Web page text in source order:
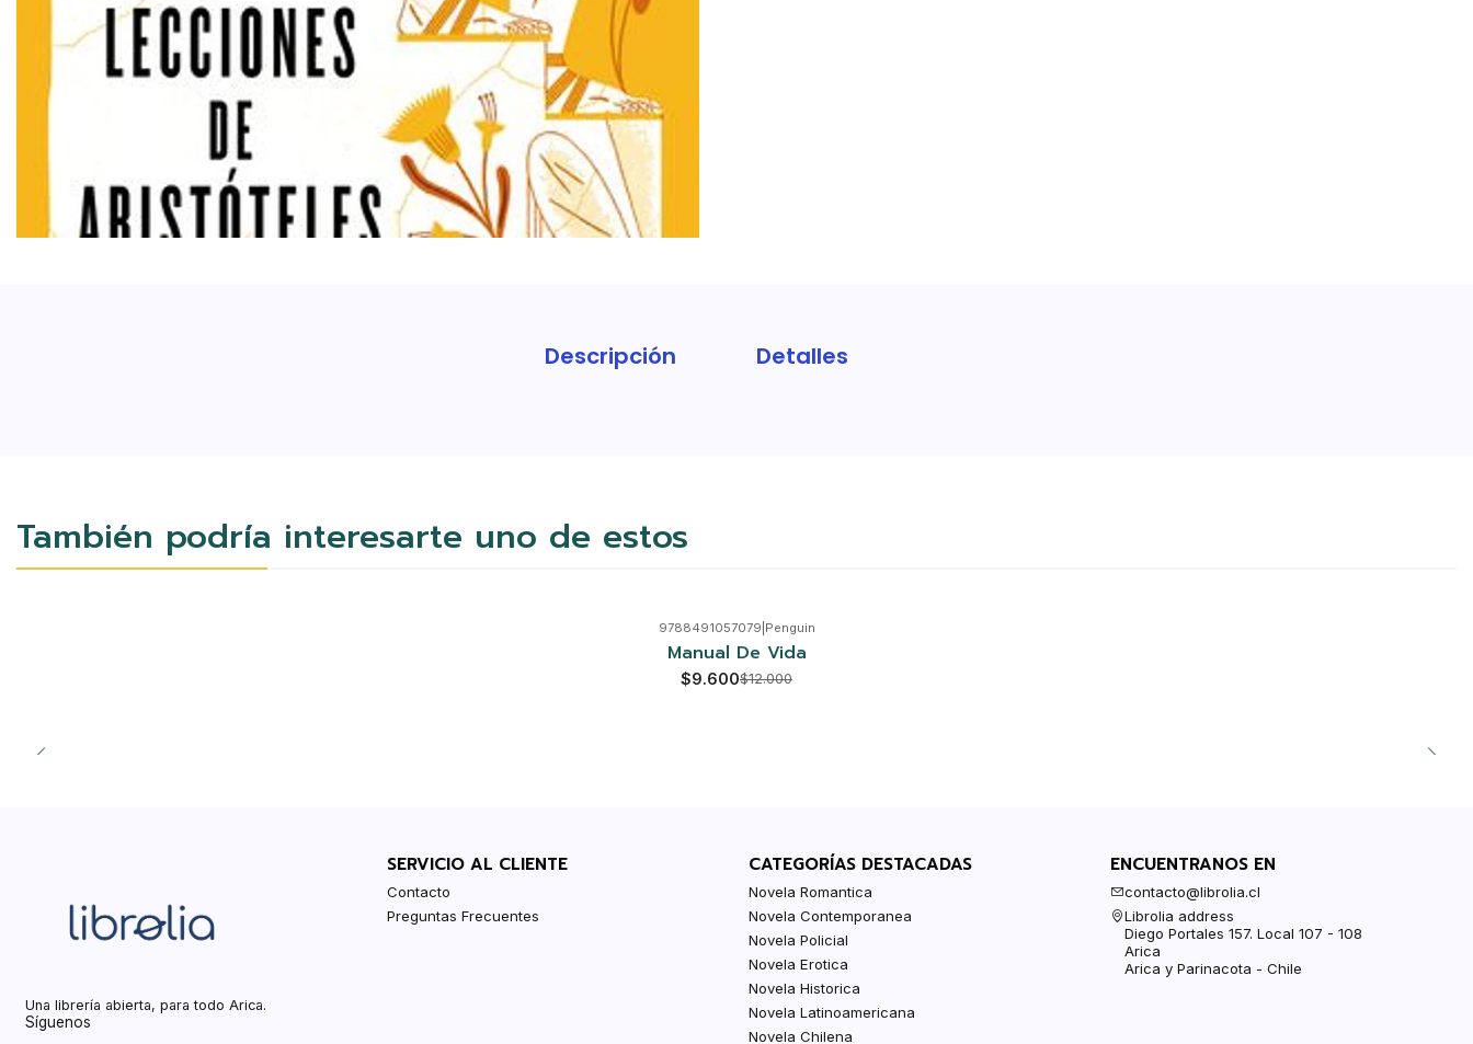
Descripción Detalles
También podría interesarte uno de estos
9788491057079 Penguin
Manual De Vida
$9.600$12.000
Una librería abierta, para todo Arica.
Síguenos
SERVICIO AL CLIENTE
Contacto
Preguntas Frecuentes
CATEGORÍAS DESTACADAS
Novela Romantica
Novela Contemporanea
Novela Policial
Novela Erotica
Novela Historica
Novela Latinoamericana
Novela Chilena
ENCUENTRANOS EN
contacto@librolia.cl
Librolia address
Diego Portales 157. Local 107 - 108
Arica
Arica y Parinacota - Chile